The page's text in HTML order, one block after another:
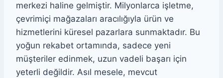
merkezi haline gelmiştir. Milyonlarca işletme,
çevrimiçi mağazaları aracılığıyla ürün ve
hizmetlerini küresel pazarlara sunmaktadır. Bu
yoğun rekabet ortamında, sadece yeni
müşteriler edinmek, uzun vadeli başarı için
yeterli değildir. Asıl mesele, mevcut